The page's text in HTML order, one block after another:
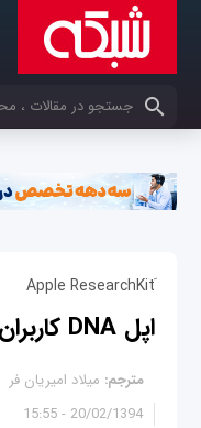
کلمات کلیدی خود را
َApple ResearchKit
اپل DNA کاربران را می‌خواهد
20/02/1394 - 15:55
مترجم: میلاد امیریان فر